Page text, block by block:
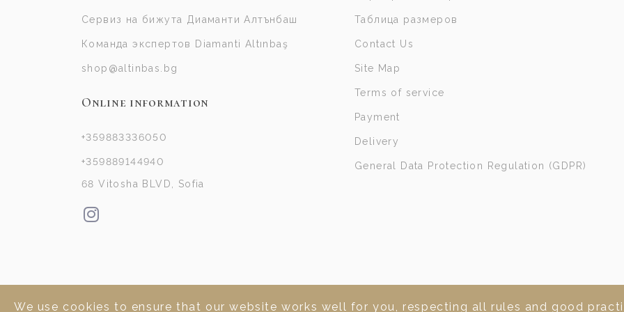
We use cookies to ensure that our website works well for you, respecting all rules and good
Сервиз на бижута Диаманти Алтънбаш
Команда экспертов Diamanti Altınbaş
shop@altinbas.bg
Online information
+359883336050
+359889144940
68 Vitosha BLVD, Sofia
Таблица размеров
Contact Us
Site Map
Terms of service
Payment
Delivery
General Data Protection Regulation (GDPR)